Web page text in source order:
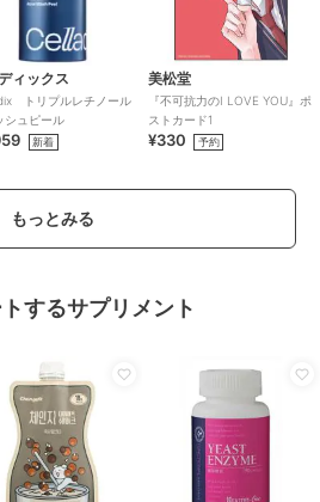
ィックス
トリプルレチノール
シュピール
新着
美松堂
『不可抗力のI LOVE YOU』ポ
ストカード1
¥330 予約
もっとみる
するサプリメント